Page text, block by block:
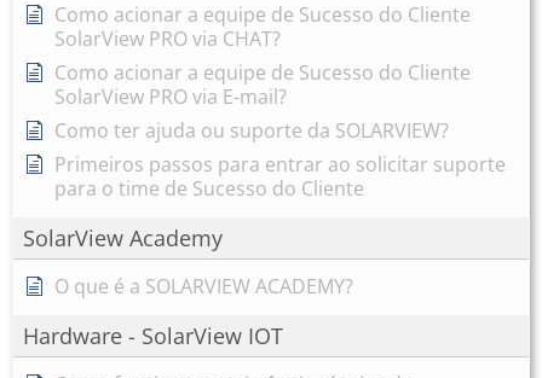
Como acionar a equipe de Sucesso do Cliente
SolarView PRO via CHAT?
Como acionar a equipe de Sucesso do Cliente
SolarView PRO via E-mail?
Como ter ajuda ou suporte da SOLARVIEW?
Primeiros passos para entrar ao solicitar suporte
para o time de Sucesso do Cliente
SolarView Academy
O que é a SOLARVIEW ACADEMY?
Hardware - SolarView IOT